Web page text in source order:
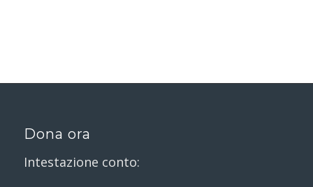
Dona ora
Intestazione conto: